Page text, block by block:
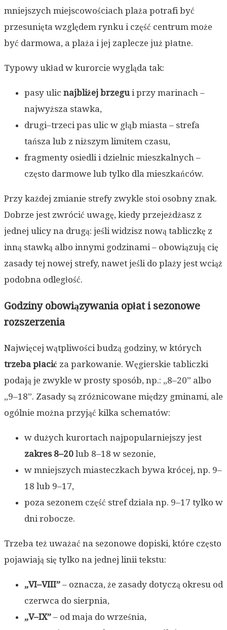
mniejszych miejscowościach plaża potrafi być
przesunięta względem rynku i część centrum może
być darmowa, a plaża i jej zaplecze już płatne.
Typowy układ w kurorcie wygląda tak:
pasy ulic najbliżej brzegu i przy marinach –
najwyższa stawka,
drugi–trzeci pas ulic w głąb miasta – strefa
tańsza lub z niższym limitem czasu,
fragmenty osiedli i dzielnic mieszkalnych –
często darmowe lub tylko dla mieszkańców.
Przy każdej zmianie strefy zwykle stoi osobny znak.
Dobrze jest zwrócić uwagę, kiedy przejeżdżasz z
jednej ulicy na drugą: jeśli widzisz nową tabliczkę z
inną stawką albo innymi godzinami – obowiązują cię
zasady tej nowej strefy, nawet jeśli do plaży jest wciąż
podobna odległość.
Godziny obowiązywania opłat i sezonowe
rozszerzenia
Najwięcej wątpliwości budzą godziny, w których
trzeba płacić za parkowanie. Węgierskie tabliczki
podają je zwykle w prosty sposób, np.: „8–20” albo
„9–18”. Zasady są zróżnicowane między gminami, ale
ogólnie można przyjąć kilka schematów:
w dużych kurortach najpopularniejszy jest
zakres 8–20 lub 8–18 w sezonie,
w mniejszych miasteczkach bywa krócej, np. 9–
18 lub 9–17,
poza sezonem część stref działa np. 9–17 tylko w
dni robocze.
Trzeba też uważać na sezonowe dopiski, które często
pojawiają się tylko na jednej linii tekstu:
„VI–VIII” – oznacza, że zasady dotyczą okresu od
czerwca do sierpnia,
„V–IX” – od maja do września,